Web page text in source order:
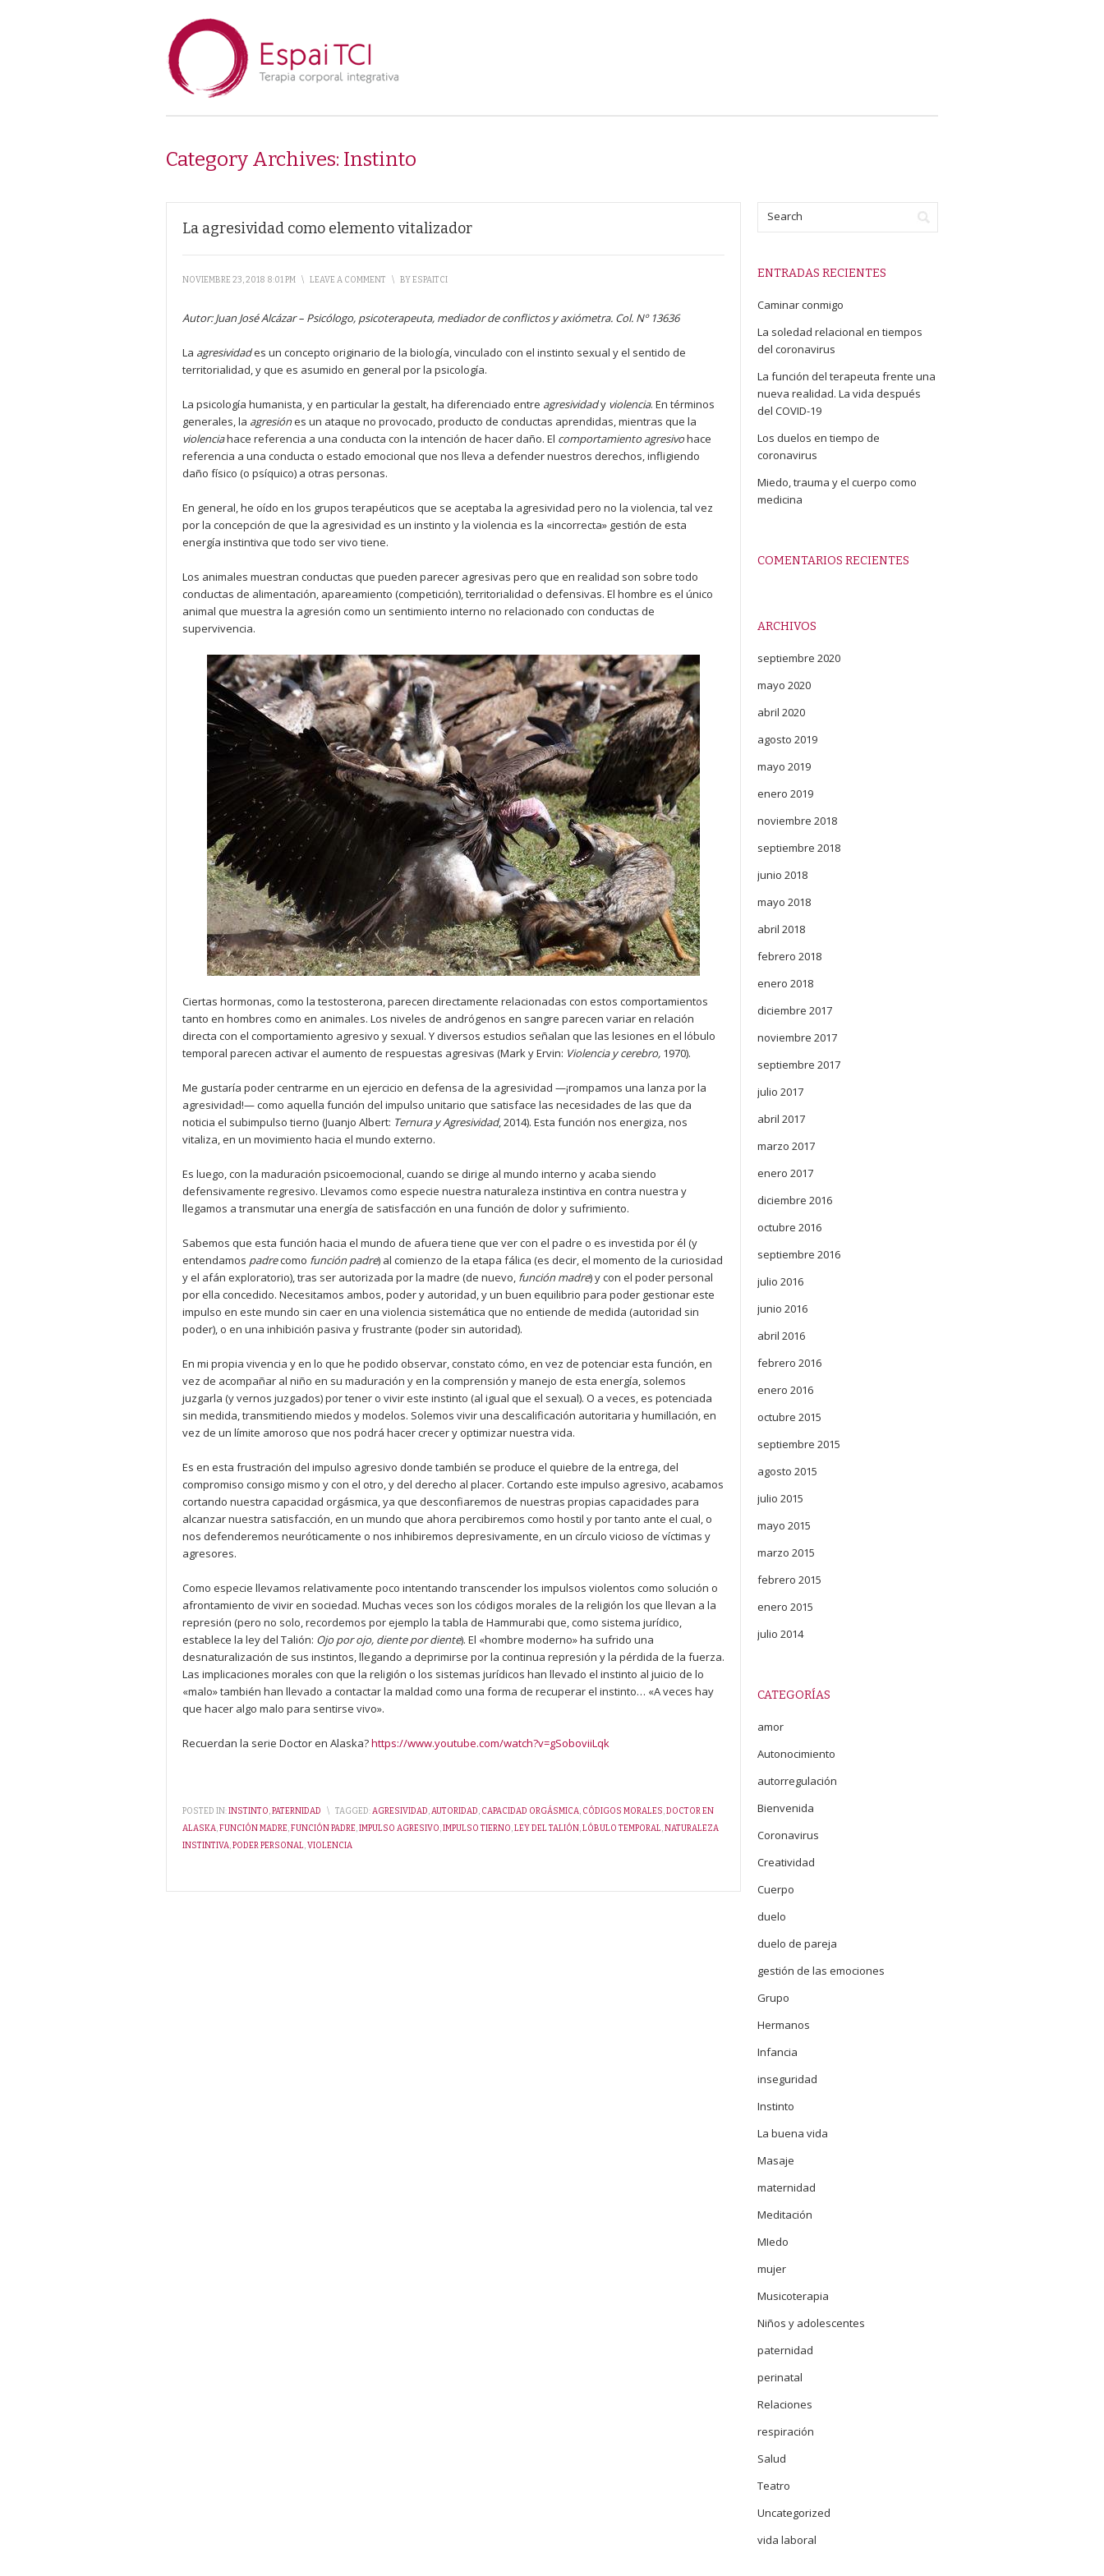
Category Archives: Instinto
La agresividad como elemento vitalizador
NOVIEMBRE 23, 2018 8:01 PM \ LEAVE A COMMENT \ BYESPAITCI
Autor:Juan José Alcázar– Psicólogo, psicoterapeuta, mediador de conflictos y axiómetra. Col. Nº 13636
La agresividades un concepto originario de la biología, vinculado con el instinto sexual y el sentido de
territorialidad, y que es asumido en general por la psicología.
La psicología humanista, y en particular la gestalt, ha diferenciado entre agresividady violencia. En términos
generales, la agresiónes un ataque no provocado, producto de conductas aprendidas, mientras que la
violenciahace referencia a una conducta con la intención de hacer daño. El comportamiento agresivohace
referencia a una conducta o estado emocional que nos lleva a defender nuestros derechos, infligiendo
daño físico (o psíquico) a otras personas.
En general, he oído en los grupos terapéuticos que se aceptaba la agresividad pero no la violencia, tal vez
por la concepción de que la agresividad es un instinto y la violencia es la «incorrecta» gestión de esta
energía instintiva que todo ser vivo tiene.
Los animales muestran conductas que pueden parecer agresivas pero que en realidad son sobre todo
conductas de alimentación, apareamiento (competición), territorialidad o defensivas. El hombre es el único
animal que muestra la agresión como un sentimiento interno no relacionado con conductas de
supervivencia.
Ciertas hormonas, como la testosterona, parecen directamente relacionadas con estos comportamientos
tanto en hombres como en animales. Los niveles de andrógenos en sangre parecen variar en relación
directa con el comportamiento agresivo y sexual. Y diversos estudios señalan que las lesiones en el lóbulo
temporal parecen activar el aumento de respuestas agresivas (Mark y Ervin: Violencia y cerebro, 1970).
Me gustaría poder centrarme en un ejercicio en defensa de la agresividad —¡rompamos una lanza por la
agresividad!— como aquella función del impulso unitario que satisface las necesidades de las que da
noticia el subimpulso tierno (Juanjo Albert: Ternura y Agresividad, 2014). Esta función nos energiza, nos
vitaliza, en un movimiento hacia el mundo externo.
Es luego, con la maduración psicoemocional, cuando se dirige al mundo interno y acaba siendo
defensivamente regresivo. Llevamos como especie nuestra naturaleza instintiva en contra nuestra y
llegamos a transmutar una energía de satisfacción en una función de dolor y sufrimiento.
Sabemos que esta función hacia el mundo de afuera tiene que ver con el padre o es investida por él (y
entendamos padrecomo función padre) al comienzo de la etapa fálica (es decir, el momento de la curiosidad
y el afán exploratorio), tras ser autorizada por la madre (de nuevo, función madre) y con el poder personal
por ella concedido. Necesitamos ambos, poder y autoridad, y un buen equilibrio para poder gestionar este
impulso en este mundo sin caer en una violencia sistemática que no entiende de medida (autoridad sin
poder), o en una inhibición pasiva y frustrante (poder sin autoridad).
En mi propia vivencia y en lo que he podido observar, constato cómo, en vez de potenciar esta función, en
vez de acompañar al niño en su maduración y en la comprensión y manejo de esta energía, solemos
juzgarla (y vernos juzgados) por tener o vivir este instinto (al igual que el sexual). O a veces, es potenciada
sin medida, transmitiendo miedos y modelos. Solemos vivir una descalificación autoritaria y humillación, en
vez de un límite amoroso que nos podrá hacer crecer y optimizar nuestra vida.
Es en esta frustración del impulso agresivo donde también se produce el quiebre de la entrega, del
compromiso consigo mismo y con el otro, y del derecho al placer. Cortando este impulso agresivo, acabamos
cortando nuestra capacidad orgásmica, ya que desconfiaremos de nuestras propias capacidades para
alcanzar nuestra satisfacción, en un mundo que ahora percibiremos como hostil y por tanto ante el cual, o
nos defenderemos neuróticamente o nos inhibiremos depresivamente, en un círculo vicioso de víctimas y
agresores.
Como especie llevamos relativamente poco intentando transcender los impulsos violentos como solución o
afrontamiento de vivir en sociedad. Muchas veces son los códigos morales de la religión los que llevan a la
represión (pero no solo, recordemos por ejemplo la tabla de Hammurabi que, como sistema jurídico,
establece la ley del Talión: Ojo por ojo, diente por diente). El «hombre moderno» ha sufrido una
desnaturalización de sus instintos, llegando a deprimirse por la continua represión y la pérdida de la fuerza.
Las implicaciones morales con que la religión o los sistemas jurídicos han llevado el instinto al juicio de lo
«malo» también han llevado a contactar la maldad como una forma de recuperar el instinto… «A veces hay
que hacer algo malo para sentirse vivo».
Recuerdan la serie Doctor en Alaska?https://www.youtube.com/watch?v=gSoboviiLqk
POSTED IN:INSTINTO,PATERNIDAD \ TAGGED:AGRESIVIDAD,AUTORIDAD, CAPACIDAD ORGÁSMICA, CÓDIGOS MORALES,DOCTOR EN
ALASKA,FUNCIÓN MADRE,FUNCIÓN PADRE,IMPULSO AGRESIVO,IMPULSO TIERNO,LEY DEL TALIÓN,LÓBULO TEMPORAL,NATURALEZA
INSTINTIVA,PODER PERSONAL,VIOLENCIA
ENTRADAS RECIENTES
Caminar conmigo
La soledad relacional en tiempos
del coronavirus
La función del terapeuta frente una
nueva realidad. La vida después
del COVID-19
Los duelos en tiempo de
coronavirus
Miedo, trauma y el cuerpo como
medicina
COMENTARIOS RECIENTES
ARCHIVOS
septiembre 2020
mayo 2020
abril 2020
agosto 2019
mayo 2019
enero 2019
noviembre 2018
septiembre 2018
junio 2018
mayo 2018
abril 2018
febrero 2018
enero 2018
diciembre 2017
noviembre 2017
septiembre 2017
julio 2017
abril 2017
marzo 2017
enero 2017
diciembre 2016
octubre 2016
septiembre 2016
julio 2016
junio 2016
abril 2016
febrero 2016
enero 2016
octubre 2015
septiembre 2015
agosto 2015
julio 2015
mayo 2015
marzo 2015
febrero 2015
enero 2015
julio 2014
CATEGORÍAS
amor
Autonocimiento
autorregulación
Bienvenida
Coronavirus
Creatividad
Cuerpo
duelo
duelo de pareja
gestión de las emociones
Grupo
Hermanos
Infancia
inseguridad
Instinto
La buena vida
Masaje
maternidad
Meditación
MIedo
mujer
Musicoterapia
Niños y adolescentes
paternidad
perinatal
Relaciones
respiración
Salud
Teatro
Uncategorized
vida laboral